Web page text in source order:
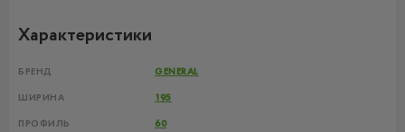
Характеристики
БРЕНД GENERAL
ШИРИНА 195
ПРОФИЛЬ 60